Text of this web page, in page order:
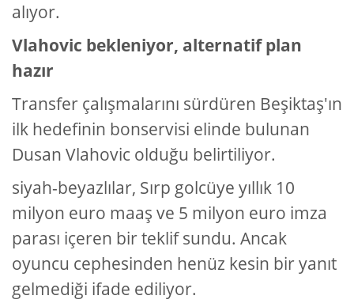
alıyor.
Vlahovic bekleniyor, alternatif plan
hazır
Transfer çalışmalarını sürdüren Beşiktaş'ın
ilk hedefinin bonservisi elinde bulunan
Dusan Vlahovic olduğu belirtiliyor.
siyah-beyazlılar, Sırp golcüye yıllık 10
milyon euro maaş ve 5 milyon euro imza
parası içeren bir teklif sundu. Ancak
oyuncu cephesinden henüz kesin bir yanıt
gelmediği ifade ediliyor.